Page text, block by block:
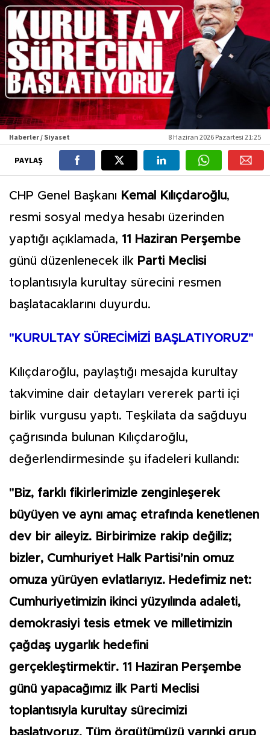
Haberler / Siyaset 8 Haziran 2026 Pazartesi 21:25
PAYLAŞ
CHP Genel Başkanı Kemal Kılıçdaroğlu,
resmi sosyal medya hesabı üzerinden
yaptığı açıklamada, 11 Haziran Perşembe
günü düzenlenecek ilk Parti Meclisi
toplantısıyla kurultay sürecini resmen
başlatacaklarını duyurdu.
"KURULTAY SÜRECİMİZİ BAŞLATIYORUZ"
Kılıçdaroğlu, paylaştığı mesajda kurultay
takvimine dair detayları vererek parti içi
birlik vurgusu yaptı. Teşkilata da sağduyu
çağrısında bulunan Kılıçdaroğlu,
değerlendirmesinde şu ifadeleri kullandı:
"Biz, farklı fikirlerimizle zenginleşerek
büyüyen ve aynı amaç etrafında kenetlenen
dev bir aileyiz. Birbirimize rakip değiliz;
bizler, Cumhuriyet Halk Partisi’nin omuz
omuza yürüyen evlatlarıyız. Hedefimiz net:
Cumhuriyetimizin ikinci yüzyılında adaleti,
demokrasiyi tesis etmek ve milletimizin
çağdaş uygarlık hedefini
gerçekleştirmektir. 11 Haziran Perşembe
günü yapacağımız ilk Parti Meclisi
toplantısıyla kurultay sürecimizi
başlatıyoruz. Tüm örgütümüzü yarınki grup